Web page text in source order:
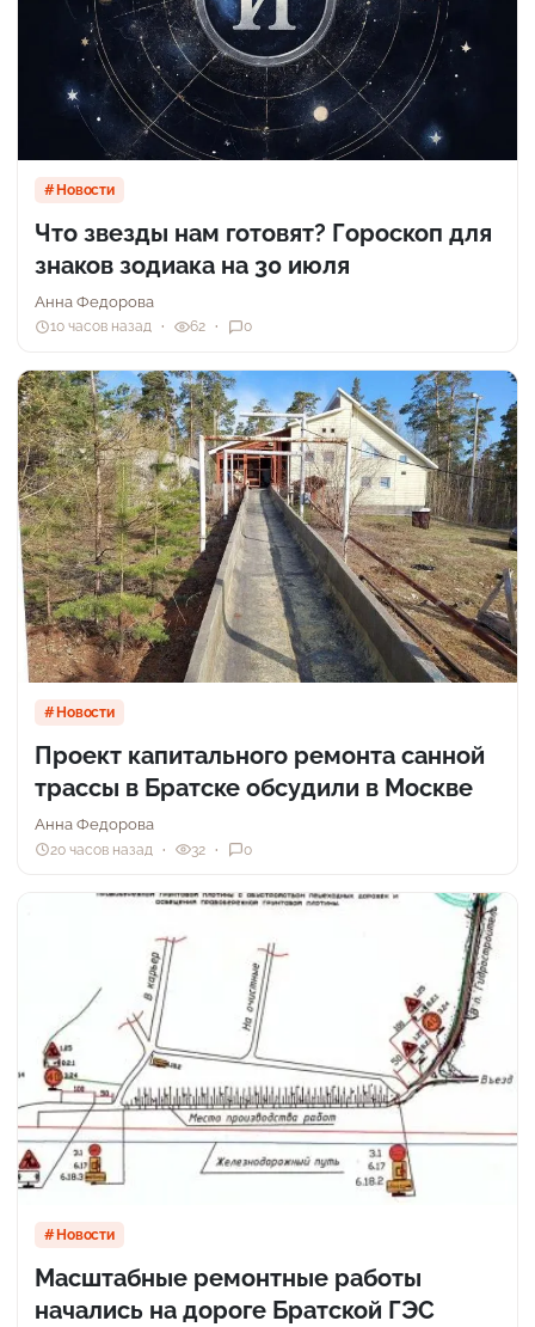
Новости
Что звезды нам готовят? Гороскоп для
знаков зодиака на 30 июля
Анна Федорова
10 часов назад 62 0
Новости
Проект капитального ремонта санной
трассы в Братске обсудили в Москве
Анна Федорова
20 часов назад 32 0
Новости
Масштабные ремонтные работы
начались на дороге Братской ГЭС